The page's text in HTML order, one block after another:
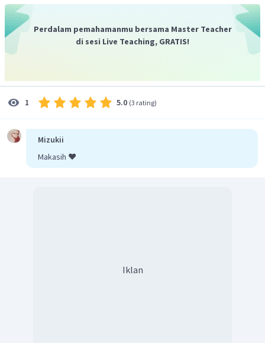
Perdalam pemahamanmu bersama Master Teacher
di sesi Live Teaching, GRATIS!
1 5.0 (3 rating)
Mizukii
Makasih ❤️
Iklan